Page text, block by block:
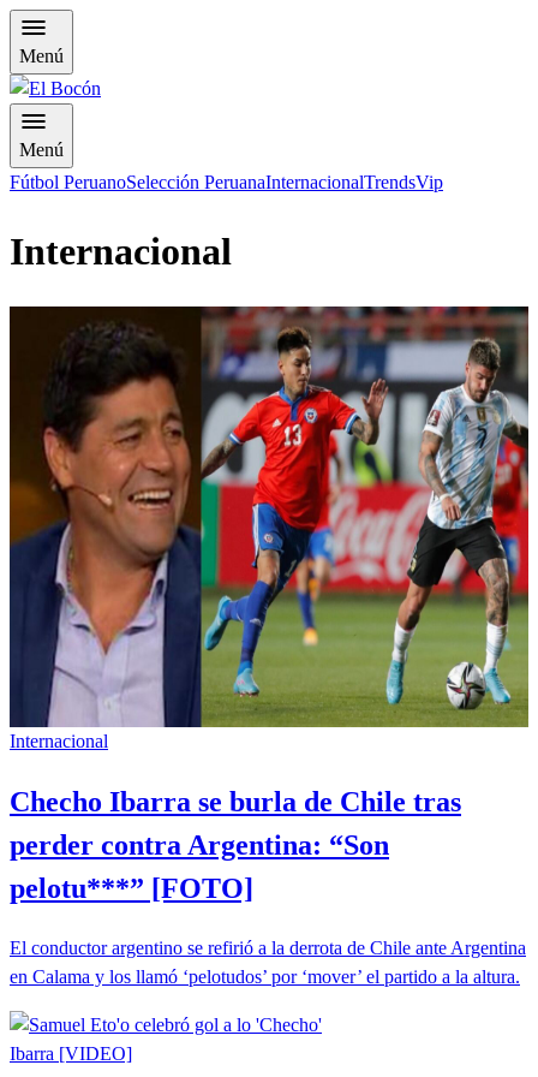
Menú
Menú
Fútbol PeruanoSelección PeruanaInternacionalTrendsVip
Internacional
Internacional
Checho Ibarra se burla de Chile tras
perder contra Argentina: “Son
pelotu***” [FOTO]
El conductor argentino se refirió a la derrota de Chile ante Argentina
en Calama y los llamó ‘pelotudos’ por ‘mover’ el partido a la altura.